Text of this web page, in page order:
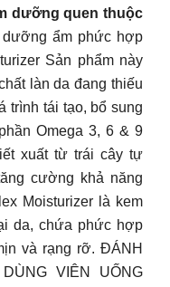
dưỡng quen thuộc
dưỡng ẩm phức hợp
Sản phẩm này
làn da đang thiếu
trình tái tạo, bổ sung
Omega 3, 6 & 9
xuất từ trái cây tự
cường khả năng
Moisturizer là kem
da, chứa phức hợp
và rạng rỡ. ĐÁNH
VIÊN UỐNG